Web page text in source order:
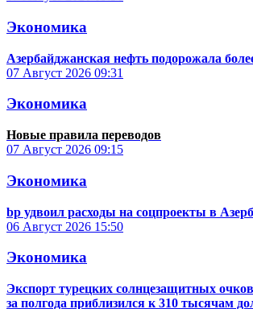
Экономика
Азербайджанская нефть подорожала
07 Август 2026 09:31
Экономика
Новые правила переводов
07 Август 2026 09:15
Экономика
bp удвоил расходы на соцпроекты в
06 Август 2026 15:50
Экономика
Экспорт турецких солнцезащитных
за полгода приблизился к 310 тысячам